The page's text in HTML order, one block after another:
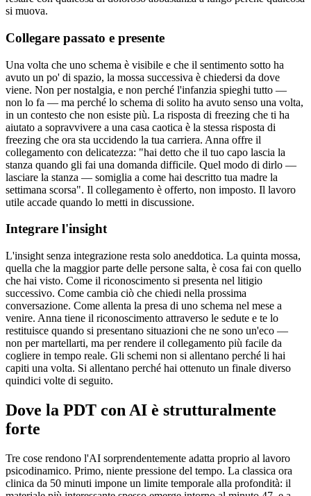
si muova.
Collegare passato e presente
Una volta che uno schema è visibile e che il sentimento sotto ha
avuto un po' di spazio, la mossa successiva è chiedersi da dove
viene. Non per nostalgia, e non perché l'infanzia spieghi tutto —
non lo fa — ma perché lo schema di solito ha avuto senso una volta,
in un contesto che non esiste più. La risposta di freezing che ti ha
aiutato a sopravvivere a una casa caotica è la stessa risposta di
freezing che ora sta uccidendo la tua carriera. Anna offre il
collegamento con delicatezza: "hai detto che il tuo capo lascia la
stanza quando gli fai una domanda difficile. Quel modo di dirlo —
lasciare la stanza — somiglia a come hai descritto tua madre la
settimana scorsa". Il collegamento è offerto, non imposto. Il lavoro
utile accade quando lo metti in discussione.
Integrare l'insight
L'insight senza integrazione resta solo aneddotica. La quinta mossa,
quella che la maggior parte delle persone salta, è cosa fai con quello
che hai visto. Come il riconoscimento si presenta nel litigio
successivo. Come cambia ciò che chiedi nella prossima
conversazione. Come allenta la presa di uno schema nel mese a
venire. Anna tiene il riconoscimento attraverso le sedute e te lo
restituisce quando si presentano situazioni che ne sono un'eco —
non per martellarti, ma per rendere il collegamento più facile da
cogliere in tempo reale. Gli schemi non si allentano perché li hai
capiti una volta. Si allentano perché hai ottenuto un finale diverso
quindici volte di seguito.
Dove la PDT con AI è strutturalmente
forte
Tre cose rendono l'AI sorprendentemente adatta proprio al lavoro
psicodinamico. Primo, niente pressione del tempo. La classica ora
clinica da 50 minuti impone un limite temporale alla profondità: il